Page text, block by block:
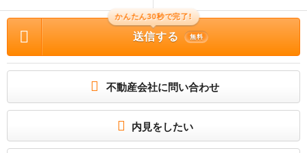
かんたん30秒で完了!
送信する 無料
不動産会社に問い合わせ
内見をしたい